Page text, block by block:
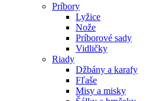
Príbory
Lyžice
Nože
Príborové sady
Vidličky
Riady
Džbány a karafy
Fľaše
Misy a misky